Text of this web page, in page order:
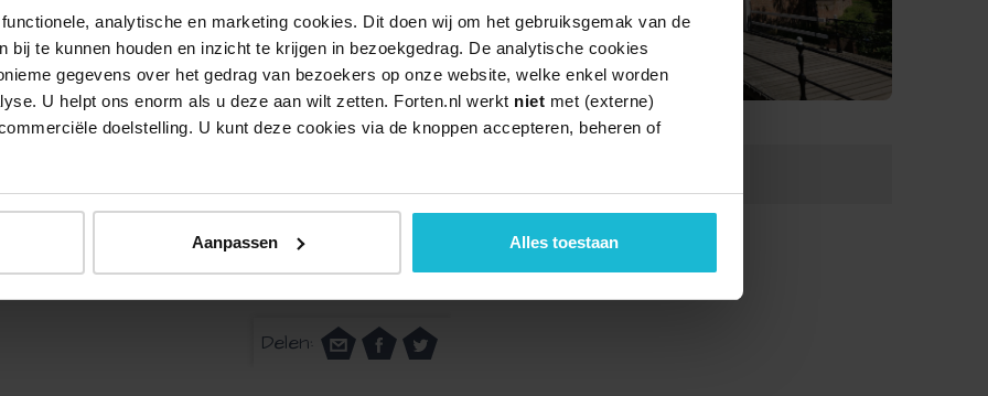
analytische en marketing cookies. Dit doen wij om het gebruiksgemak van de
bij te kunnen houden en inzicht te krijgen in bezoekgedrag. De analytische cookies
gegevens over het gedrag van bezoekers op onze website, welke enkel worden
U helpt ons enorm als u deze aan wilt zetten. Forten.nl werkt niet met (externe)
doelstelling. U kunt deze cookies via de knoppen accepteren, beheren of
Aanpassen Alles toestaan
landgoederen, buitenplaatsen en kastelen. Deze
prachtig gelegen tussen Het Nationale Park De
aan de zuidzijde. De route start bij Landgoed
Dit is een tunnelvormige beukenhaag van ruim 300
Zypendaal waar je op een zondag het prachtige 18e-
kun je in het authentieke kasteelcafé De Zalmen
Op elk knooppunt vind je een kaart op het
Delen: